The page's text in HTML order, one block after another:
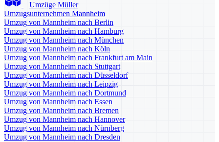
Umzüge Müller
Umzugsunternehmen Mannheim
Umzug von Mannheim nach Berlin
Umzug von Mannheim nach Hamburg
Umzug von Mannheim nach München
Umzug von Mannheim nach Köln
Umzug von Mannheim nach Frankfurt am Main
Umzug von Mannheim nach Stuttgart
Umzug von Mannheim nach Düsseldorf
Umzug von Mannheim nach Leipzig
Umzug von Mannheim nach Dortmund
Umzug von Mannheim nach Essen
Umzug von Mannheim nach Bremen
Umzug von Mannheim nach Hannover
Umzug von Mannheim nach Nürnberg
Umzug von Mannheim nach Dresden